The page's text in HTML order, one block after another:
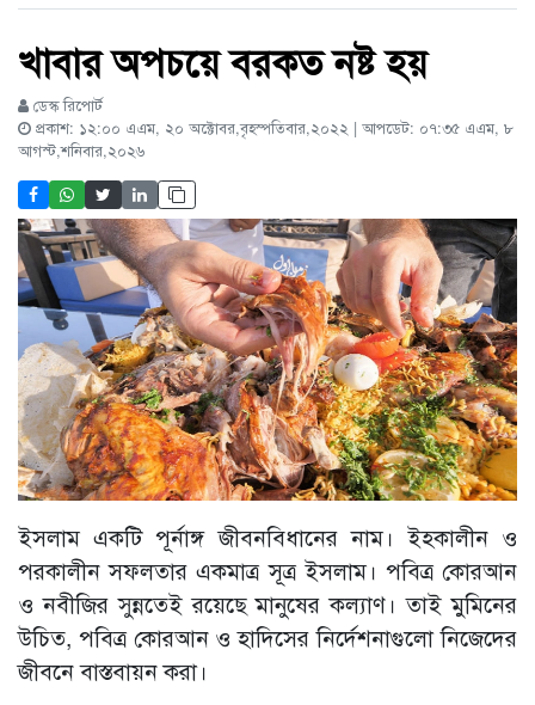
খাবার অপচয়ে বরকত নষ্ট হয়
ডেস্ক রিপোর্ট
প্রকাশ: ১২:০০ এএম, ২০ অক্টোবর,বৃহস্পতিবার,২০২২ | আপডেট: ০৭:৩৫ এএম, ৮
আগস্ট,শনিবার,২০২৬
ইসলাম একটি পূর্নাঙ্গ জীবনবিধানের নাম। ইহকালীন ও
পরকালীন সফলতার একমাত্র সূত্র ইসলাম। পবিত্র কোরআন
ও নবীজির সুন্নতেই রয়েছে মানুষের কল্যাণ। তাই মুমিনের
উচিত, পবিত্র কোরআন ও হাদিসের নির্দেশনাগুলো নিজেদের
জীবনে বাস্তবায়ন করা।